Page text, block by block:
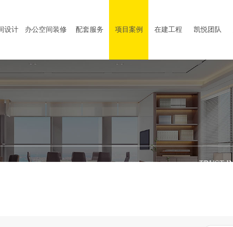
设计 办公空间装修 配套服务 项目案例 在建工程 凯悦团队